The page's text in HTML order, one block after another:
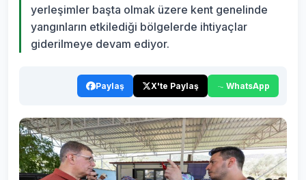
yerleşimler başta olmak üzere kent genelinde
yangınların etkilediği bölgelerde ihtiyaçlar
giderilmeye devam ediyor.
Paylaş X'te Paylaş WhatsApp